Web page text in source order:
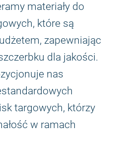
materiały do
które są
zapewniając
dla jakości.
nas
targowych, którzy
w ramach